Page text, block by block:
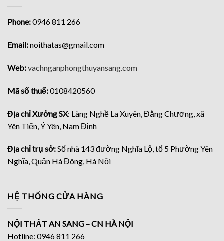
Phone:0946 811 266
Email:noithatas@gmail.com
Web:vachnganphongthuyansang.com
Mã số thuế:0108420560
Địa chỉ Xưởng SX: Làng Nghề La Xuyên, Đằng Chương, xã
Yên Tiến, Ý Yên, Nam Định
Địa chỉ trụ sở:Số nhà 143 đường Nghĩa Lộ, tổ 5 Phường Yên
Nghĩa, Quận Hà Đông, Hà Nội
HỆ THỐNG CỬA HÀNG
NỘI THẤT AN SANG – CN HÀ NỘI
Hotline: 0946 811 266